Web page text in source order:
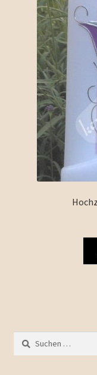
Suchen
nach: